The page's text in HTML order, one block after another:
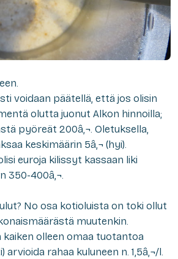
voidaan päätellä, että jos olisin
olutta juonut Alkon hinnoilla;
pyöreät 200â‚¬. Oletuksella,
keskimäärin 5â‚¬ (hyi).
euroja kilissyt kassaan liki
350-400â‚¬.
No osa kotioluista on toki ollut
muutenkin.
olleen omaa tuotantoa
rahaa kuluneen n. 1,5â‚¬/l.